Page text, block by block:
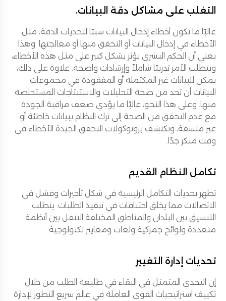
التغلب على مشاكل دقة البيانات.
غالبًا ما تكون أخطاء إدخال البيانات سببًا لتحديات الدقة، مثل
الأخطاء في إدخال البيانات أو التحقق منها أو معالجتها. وهذا
يعني أن الحكم البشري يؤثر بشكل كبير على مثل هذه الأخطاء،
ويتطلب الأمر تدريبًا شاملاً وإرشادات واضحة. علاوة على ذلك،
يمكن للبيانات غير المكتملة أو المفقودة في مجموعات
البيانات أن تحد من صحة التحليلات والاستنتاجات المستخلصة
منها. وعلى هذا النحو، غالبًا ما يؤدي ضعف مراقبة الجودة
مع عدم التحقق من الصحة إلى ترك النظام ببيانات خاطئة أو
غير متسقة، وتكتشف بروتوكولات التحقق الجيدة الأخطاء في
وقت مبكر جدًا.
تكامل النظام القديم
تظهر تحديات التكامل الرئيسية في شكل تأخيرات وفشل في
الاتصالات مما يخلق اختناقات في تنفيذ الطلبات. يتطلب
التنسيق بين البلدان والمناطق المختلفة التنقل بين أنظمة
متعددة ولوائح جمركية ولغات ومعايير تكنولوجية.
تحديات إدارة التغيير
إن التحدي المتمثل في البقاء في طليعة الطلب من خلال
تكييف استراتيجيات القوى العاملة في عالم سريع التطور لإدارة